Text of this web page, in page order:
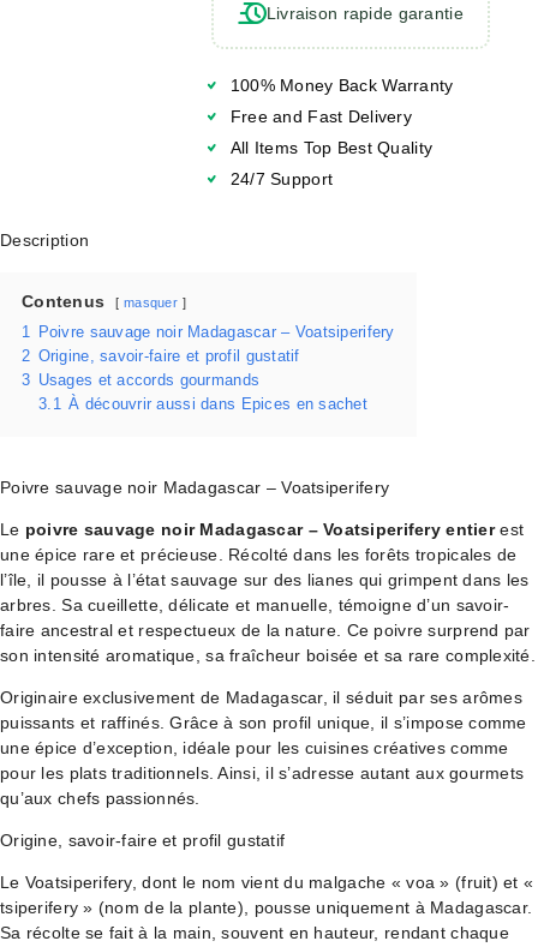
Livraison rapide garantie
100% Money Back Warranty
Free and Fast Delivery
All Items Top Best Quality
24/7 Support
Description
Contenus masquer
1
Poivre sauvage noir Madagascar – Voatsiperifery
2 Origine, savoir-faire et profil gustatif
3 Usages et accords gourmands
3.1 À découvrir aussi dans Epices en sachet
Poivre sauvage noir Madagascar – Voatsiperifery
Le poivre sauvage noir Madagascar – Voatsiperifery entierest
une épice rare et précieuse. Récolté dans les forêts tropicales de
l’île, il pousse à l’état sauvage sur des lianes qui grimpent dans les
arbres. Sa cueillette, délicate et manuelle, témoigne d’un savoir-
faire ancestral et respectueux de la nature. Ce poivre surprend par
son intensité aromatique, sa fraîcheur boisée et sa rare complexité.
Originaire exclusivement de Madagascar, il séduit par ses arômes
puissants et raffinés. Grâce à son profil unique, il s’impose comme
une épice d’exception, idéale pour les cuisines créatives comme
pour les plats traditionnels. Ainsi, il s’adresse autant aux gourmets
qu’aux chefs passionnés.
Origine, savoir-faire et profil gustatif
Le Voatsiperifery, dont le nom vient du malgache « voa » (fruit) et «
tsiperifery » (nom de la plante), pousse uniquement à Madagascar.
Sa récolte se fait à la main, souvent en hauteur, rendant chaque